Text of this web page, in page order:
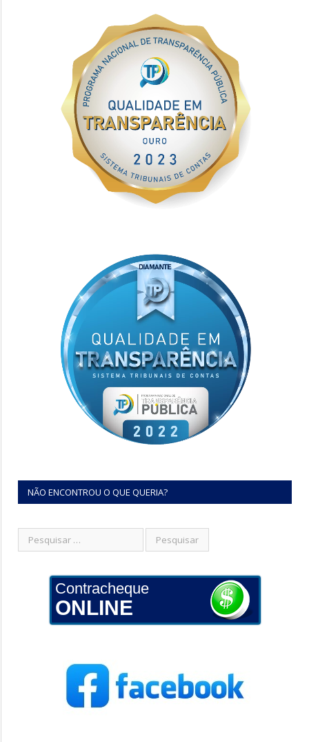
NÃO ENCONTROU O QUE QUERIA?
Contracheque
ONLINE